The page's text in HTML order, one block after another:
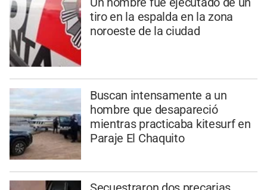
tiro en la espalda en la zona
noroeste de la ciudad
Buscan intensamente a un
hombre que desapareció
mientras practicaba kitesurf en
Paraje El Chaquito